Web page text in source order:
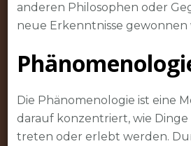
anderen Philosophen oder
neue Erkenntnisse gewonnen
Die Phänomenologie ist eine
darauf konzentriert, wie Dinge
treten oder erlebt werden.